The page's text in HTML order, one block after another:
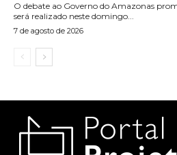
O debate ao Governo do Amazonas
será realizado neste domingo...
7 de agosto de 2026